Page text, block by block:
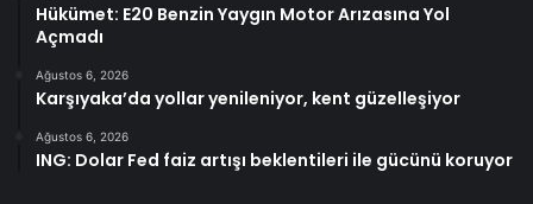
Hükümet: E20 Benzin Yaygın Motor Arızasına Yol
Açmadı
Ağustos 6, 2026
Karşıyaka’da yollar yenileniyor, kent güzelleşiyor
Ağustos 6, 2026
ING: Dolar Fed faiz artışı beklentileri ile gücünü koruyor